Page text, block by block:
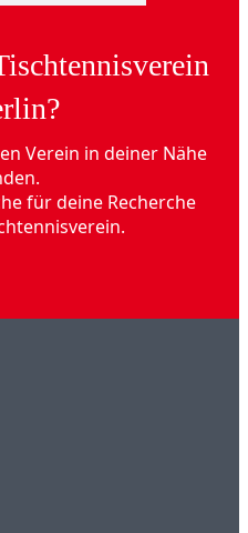
Verein in deiner Nähe
für deine Recherche